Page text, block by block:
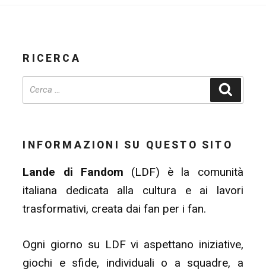
RICERCA
INFORMAZIONI SU QUESTO SITO
Lande di Fandom (LDF) è la comunità
italiana dedicata alla cultura e ai lavori
trasformativi, creata dai fan per i fan.
Ogni giorno su LDF vi aspettano iniziative,
giochi e sfide, individuali o a squadre, a